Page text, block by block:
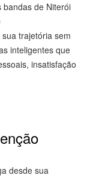
bandas de Niterói
trajetória sem
inteligentes que
insatisfação
desde sua